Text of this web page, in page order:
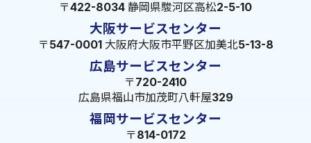
〒422-8034 静岡県駿河区高松2-5-10
大阪サービスセンター
〒547-0001 大阪府大阪市平野区加美北5-13-8
広島サービスセンター
〒720-2410
広島県福山市加茂町八軒屋329
福岡サービスセンター
〒814-0172